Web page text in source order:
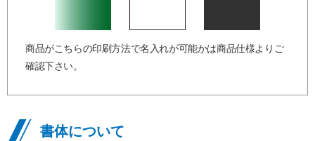
商品がこちらの印刷方法で名入れが可能かは商品仕様よりご
確認下さい。
書体について